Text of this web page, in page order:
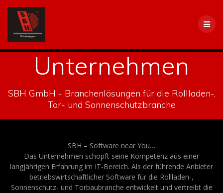
Unternehmen
SBH GmbH - Branchenlösungen für die Rollladen-,
Tor- und Sonnenschutzbranche
SBH – Software near You…
Das Unternehmen schöpft seine Kompetenz aus einer
langjährigen Erfahrung im IT-Bereich. Als der führende Anbieter
betriebswirtschaftlicher Software für die Rollladen-,
Sonnenschutz- und Torbaubranche entwickelt und vertreibt die